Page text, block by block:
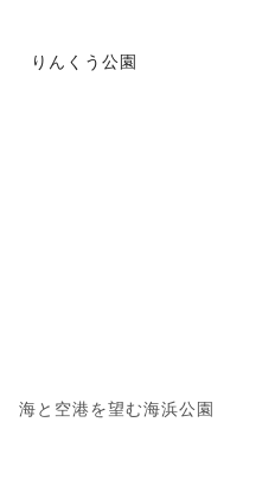
りんくう公園
海と空港を望む海浜公園